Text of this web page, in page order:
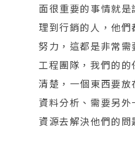
面很重要的事情就
理到行銷的人，他
努力，這都是非常
工程團隊，我們的
清楚，一個東西要
資料分析、需要另
資源去解決他們的